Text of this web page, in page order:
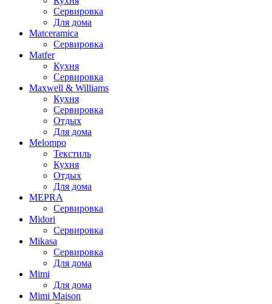
Сервировка
Для дома
Matceramica
Сервировка
Matfer
Кухня
Сервировка
Maxwell & Williams
Кухня
Сервировка
Отдых
Для дома
Melompo
Текстиль
Кухня
Отдых
Для дома
MEPRA
Сервировка
Midori
Сервировка
Mikasa
Сервировка
Для дома
Mimi
Для дома
Mimi Maison